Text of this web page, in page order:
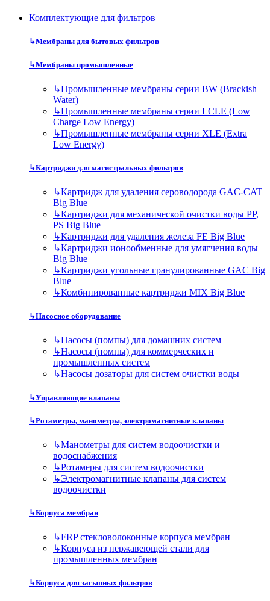
Комплектующие для фильтров
↳Мембраны для бытовых фильтров
↳Мембраны промышленные
↳Промышленные мембраны серии BW (Brackish
Water)
↳Промышленные мембраны серии LCLE (Low
Charge Low Energy)
↳Промышленные мембраны серии XLE (Extra
Low Energy)
↳Картриджи для магистральных фильтров
↳Картридж для удаления сероводорода GAC-CAT
Big Blue
↳Картриджи для механической очистки воды PP,
PS Big Blue
↳Картриджи для удаления железа FE Big Blue
↳Картриджи ионообменные для умягчения воды
Big Blue
↳Картриджи угольные гранулированные GAC Big
Blue
↳Комбинированные картриджи MIX Big Blue
↳Насосное оборудование
↳Насосы (помпы) для домашних систем
↳Насосы (помпы) для коммерческих и
промышленных систем
↳Насосы дозаторы для систем очистки воды
↳Управляющие клапаны
↳Ротаметры, манометры, электромагнитные клапаны
↳Манометры для систем водоочистки и
водоснабжения
↳Ротамеры для систем водоочистки
↳Электромагнитные клапаны для систем
водоочистки
↳Корпуса мембран
↳FRP стекловолоконные корпуса мембран
↳Корпуса из нержавеющей стали для
промышленных мембран
↳Корпуса для засыпных фильтров